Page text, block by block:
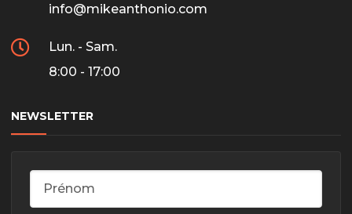
info@mikeanthonio.com
Lun. - Sam.
8:00 - 17:00
NEWSLETTER